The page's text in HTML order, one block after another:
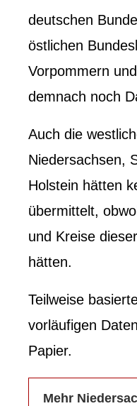
deutschen
östlichen
Vorpommern
demnach noch
Auch die
Niedersachsen,
Holstein hätten
übermittelt,
und Kreise
hätten.
Teilweise
vorläufigen
Papier.
Mehr